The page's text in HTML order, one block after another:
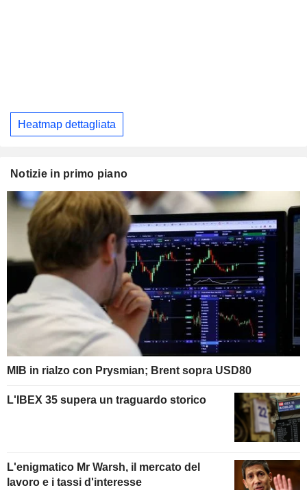
Heatmap dettagliata
Notizie in primo piano
MIB in rialzo con Prysmian; Brent sopra USD80
L'IBEX 35 supera un traguardo storico
L'enigmatico Mr Warsh, il mercato del
lavoro e i tassi d'interesse